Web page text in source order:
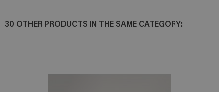
30 OTHER PRODUCTS IN THE SAME CATEGORY: